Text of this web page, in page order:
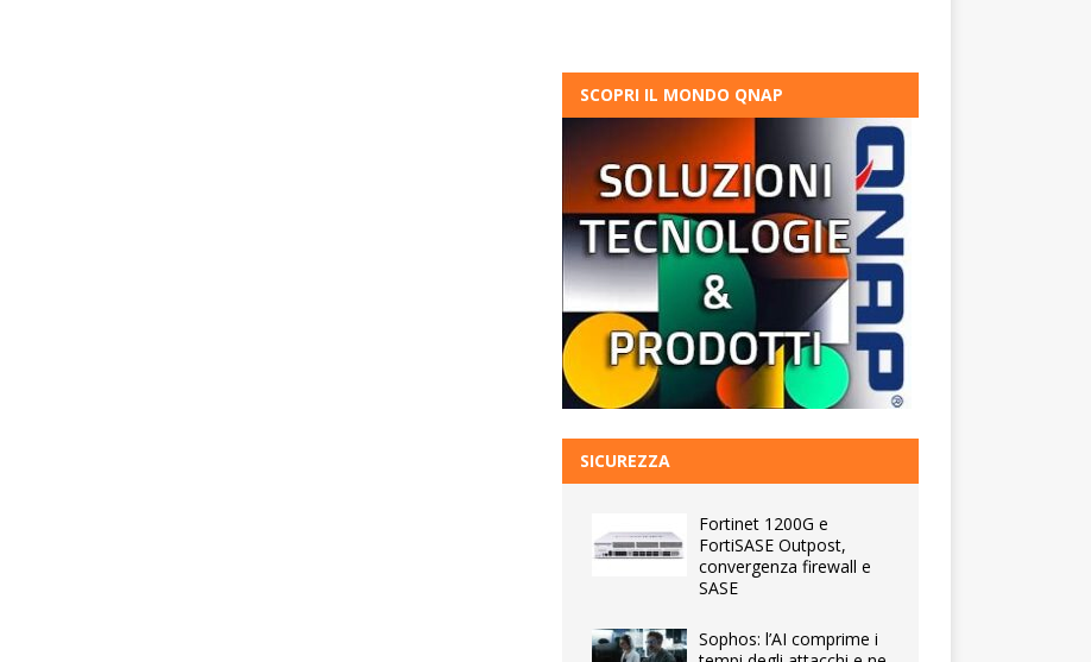
SCOPRI IL MONDO QNAP
SICUREZZA
Fortinet 1200G e
FortiSASE Outpost,
convergenza firewall e
SASE
Sophos: l’AI comprime i